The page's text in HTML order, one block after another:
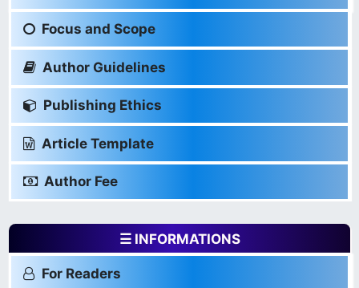
Focus and Scope
Author Guidelines
Publishing Ethics
Article Template
Author Fee
☰ INFORMATIONS
For Readers